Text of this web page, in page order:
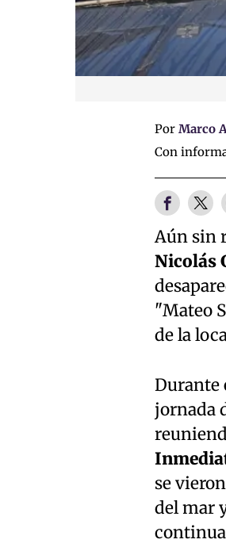
Por Marco
Con
Aún sin
Nicolás
"Mateo
de la
Durante
jornada
se
del mar